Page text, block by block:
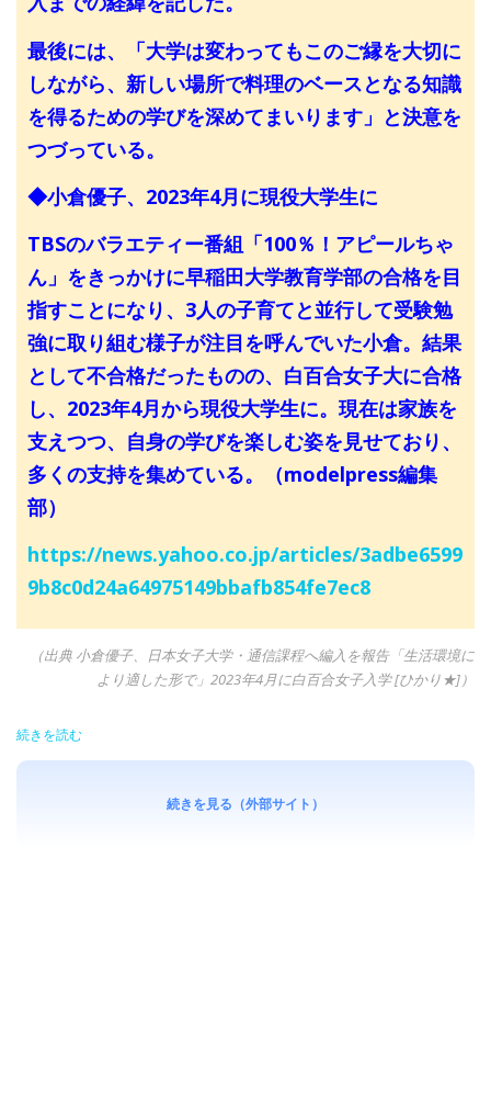
最後には、「大学は変わってもこのご縁を大切に
しながら、新しい場所で料理のベースとなる知識
を得るための学びを深めてまいります」と決意を
つづっている。
◆小倉優子、2023年4月に現役大学生に
TBSのバラエティー番組「100％！アピールちゃ
ん」をきっかけに早稲田大学教育学部の合格を目
指すことになり、3人の子育てと並行して受験勉
強に取り組む様子が注目を呼んでいた小倉。結果
として不合格だったものの、白百合女子大に合格
し、2023年4月から現役大学生に。現在は家族を
支えつつ、自身の学びを楽しむ姿を見せており、
多くの支持を集めている。（modelpress編集
部）
https://news.yahoo.co.jp/articles/3adbe6599
9b8c0d24a64975149bbafb854fe7ec8
（出典 小倉優子、日本女子大学・通信課程へ編入を報告「生活環境に
より適した形で」2023年4月に白百合女子入学 [ひかり★]）
続きを読む
続きを見る（外部サイト）